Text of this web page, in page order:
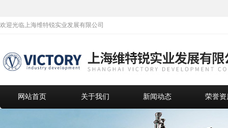
欢迎光临上海维特锐实业发展有限公司
网站首页 关于我们 新闻动态 荣誉资